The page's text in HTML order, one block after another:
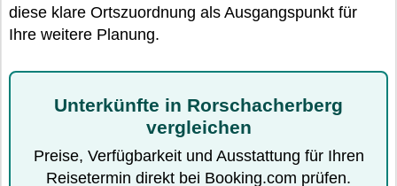
diese klare Ortszuordnung als Ausgangspunkt für
Ihre weitere Planung.
Unterkünfte in Rorschacherberg
vergleichen
Preise, Verfügbarkeit und Ausstattung für Ihren
Reisetermin direkt bei Booking.com prüfen.